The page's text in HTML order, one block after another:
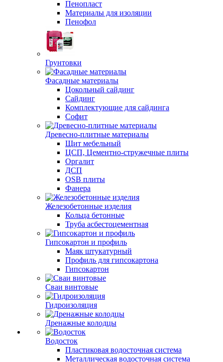
Пенопласт
Материалы для изоляции
Пенофол
Грунтовки
Фасадные материалы
Цокольный сайдинг
Сайдинг
Комплектующие для сайдинга
Софит
Древесно-плитные материалы
Щит мебельный
ЦСП, Цементно-стружечные плиты
Оргалит
ДСП
OSB плиты
Фанера
Железобетонные изделия
Кольца бетонные
Труба асбестоцементная
Гипсокартон и профиль
Маяк штукатурный
Профиль для гипсокартона
Гипсокартон
Сваи винтовые
Гидроизоляция
Дренажные колодцы
Водосток
Пластиковая водосточная система
Металлическая водосточная система